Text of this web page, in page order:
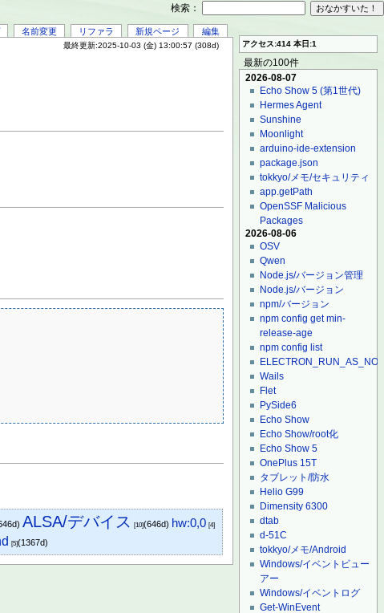
名前変更 リファラ 新規ページ 編集
最終更新:2025-10-03 (金) 13:00:57 (308d)
ALSA/デバイス [10](646d) hw:0,0 [4]
[5](1367d)
アクセス:414 本日:1
最新の100件
2026-08-07
Echo Show 5 (第1世代)
Hermes Agent
Sunshine
Moonlight
arduino-ide-extension
package.json
tokkyo/メモ/セキュリティ
app.getPath
OpenSSF Malicious
Packages
2026-08-06
OSV
Qwen
Node.js/バージョン管理
Node.js/バージョン
npm/バージョン
npm config get min-
release-age
npm config list
Wails
Flet
PySide6
Echo Show
Echo Show/root化
Echo Show 5
OnePlus 15T
タブレット/防水
Helio G99
Dimensity 6300
dtab
d-51C
tokkyo/メモ/Android
Windows/イベントビュー
アー
Windows/イベントログ
Get-WinEvent
検索：